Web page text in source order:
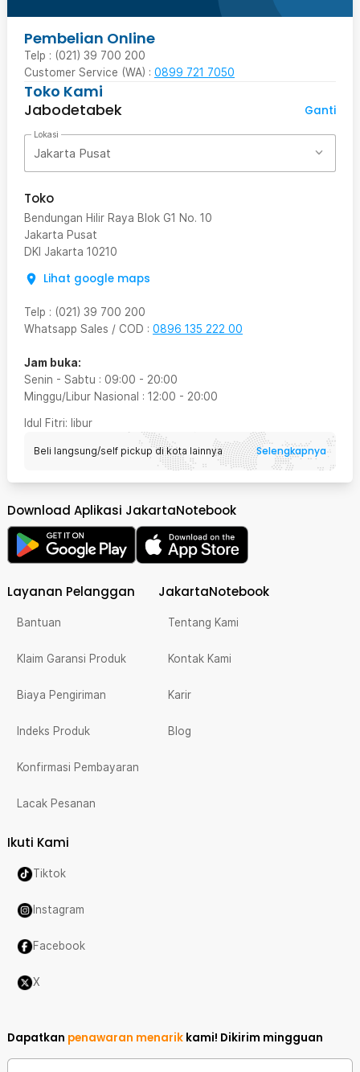
Pembelian Online
Telp : (021) 39 700 200
Customer Service (WA) : 0899 721 7050
Toko Kami
Jabodetabek
Ganti
Lokasi
Jakarta Pusat
Toko
Bendungan Hilir Raya Blok G1 No. 10
Jakarta Pusat
DKI Jakarta 10210
Lihat google maps
Telp : (021) 39 700 200
Whatsapp Sales / COD : 0896 135 222 00
Jam buka:
Senin - Sabtu : 09:00 - 20:00
Minggu/Libur Nasional : 12:00 - 20:00
Idul Fitri: libur
Beli langsung/self pickup di kota lainnya Selengkapnya
Download Aplikasi JakartaNotebook
Layanan Pelanggan
Bantuan
Klaim Garansi Produk
Biaya Pengiriman
Indeks Produk
Konfirmasi Pembayaran
Lacak Pesanan
JakartaNotebook
Tentang Kami
Kontak Kami
Karir
Blog
Ikuti Kami
Tiktok
Instagram
Facebook
X
Dapatkan penawaran menarik kami! Dikirim mingguan